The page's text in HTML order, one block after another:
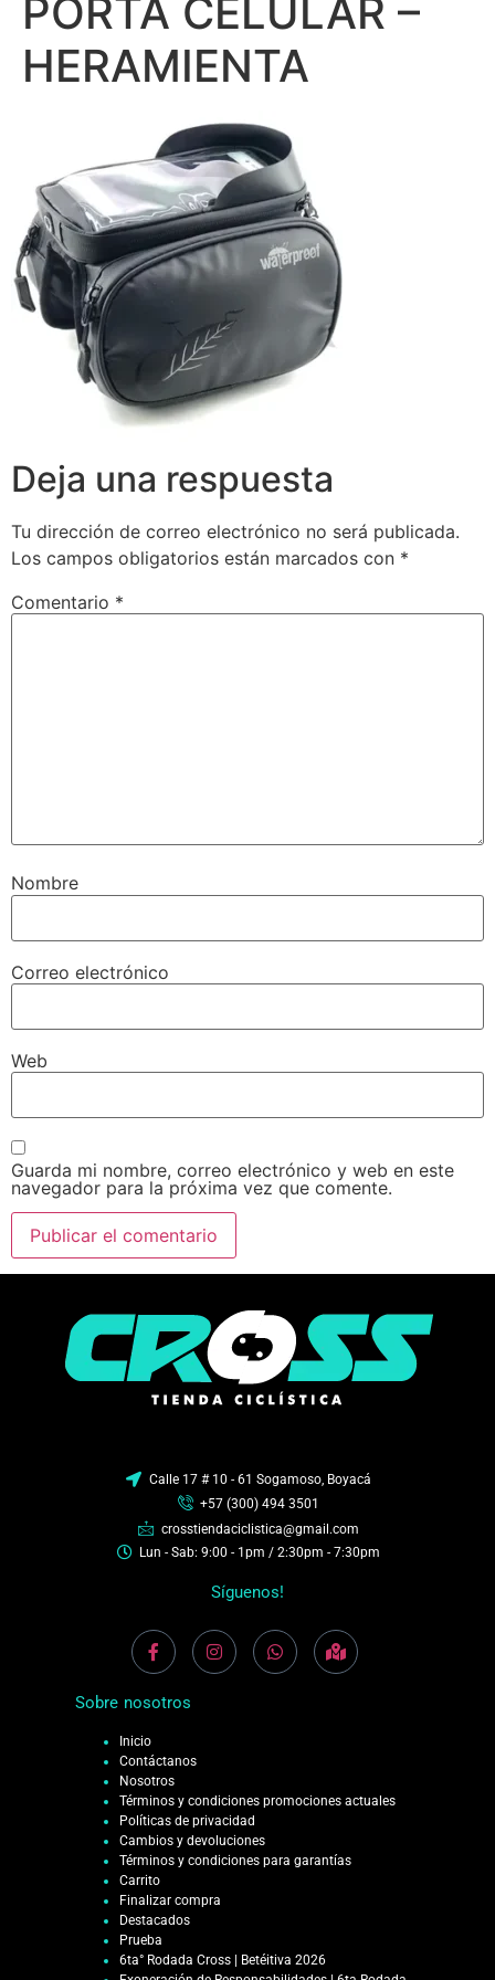
PORTA CELULAR –
HERAMIENTA
Deja una respuesta
Tu dirección de correo electrónico no será publicada.
Los campos obligatorios están marcados con *
Comentario *
Nombre
Correo electrónico
Web
Guarda mi nombre, correo electrónico y web en este
navegador para la próxima vez que comente.
Calle 17 # 10 - 61 Sogamoso, Boyacá
+57 (300) 494 3501
crosstiendaciclistica@gmail.com
Lun - Sab: 9:00 - 1pm / 2:30pm - 7:30pm
Síguenos!
Sobre nosotros
Inicio
Contáctanos
Nosotros
Términos y condiciones promociones actuales
Políticas de privacidad
Cambios y devoluciones
Términos y condiciones para garantías
Carrito
Finalizar compra
Destacados
Prueba
6ta° Rodada Cross | Betéitiva 2026